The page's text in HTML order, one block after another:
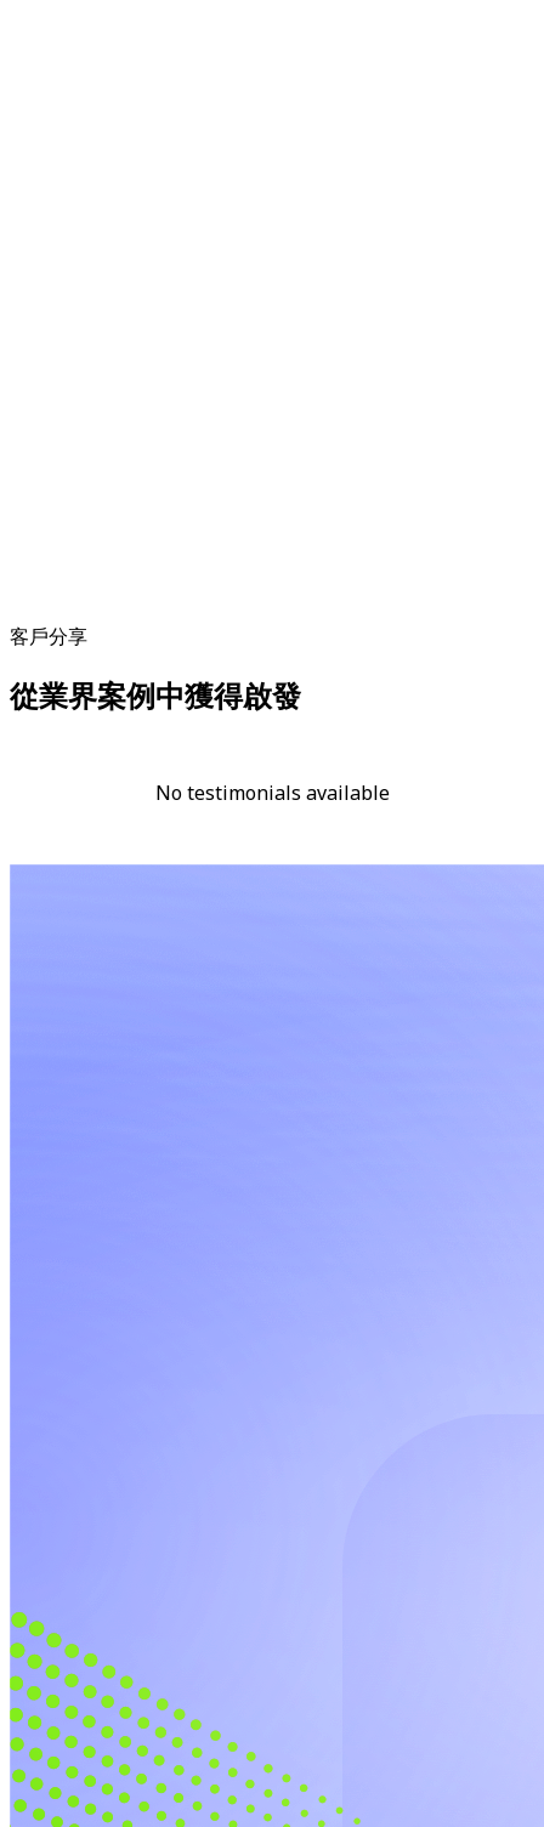
客戶分享
從業界案例中獲得啟發
No testimonials available